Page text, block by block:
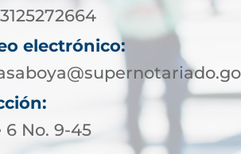
electrónico:
6 No. 9-45